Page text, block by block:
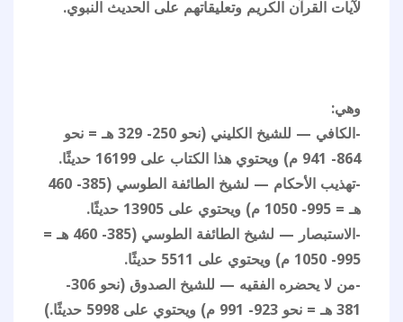
لآيات القرآن الكريم وتعليقاتهم على الحديث النبوي.
وهي:
-الكافي — للشيخ الكليني (نحو 250- 329 هـ = نحو
864- 941 م) ويحتوي هذا الكتاب على 16199 حديثًا.
-تهذيب الأحكام — لشيخ الطائفة الطوسي (385- 460
هـ = 995- 1050 م) ويحتوي على 13905 حديثًا.
-الاستبصار — لشيخ الطائفة الطوسي (385- 460 هـ =
995- 1050 م) ويحتوي على 5511 حديثًا.
-من لا يحضره الفقيه — للشيخ الصدوق (نحو 306-
381 هـ = نحو 923- 991 م) ويحتوي على 5998 حديثًا.)